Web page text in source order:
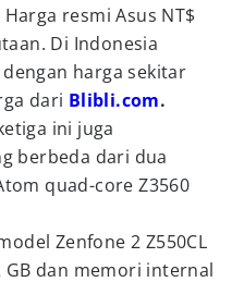
resmi Asus NT$
Di Indonesia
harga sekitar
dari Blibli.com.
ini juga
berbeda dari dua
quad-core Z3560
Zenfone 2 Z550CL
GB dan memori internal